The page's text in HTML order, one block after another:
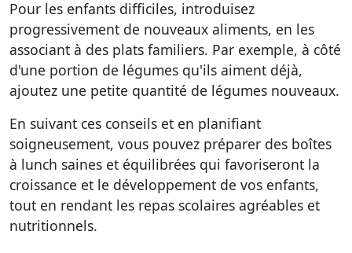
Pour les enfants difficiles, introduisez
progressivement de nouveaux aliments, en les
associant à des plats familiers. Par exemple, à côté
d'une portion de légumes qu'ils aiment déjà,
ajoutez une petite quantité de légumes nouveaux.
En suivant ces conseils et en planifiant
soigneusement, vous pouvez préparer des boîtes
à lunch saines et équilibrées qui favoriseront la
croissance et le développement de vos enfants,
tout en rendant les repas scolaires agréables et
nutritionnels.